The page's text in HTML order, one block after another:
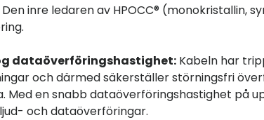
inre ledaren av HPOCC® (monokristallin,
dataöverföringshastighet: Kabeln har
och därmed säkerställer störningsfri
Med en snabb dataöverföringshastighet på
och dataöverföringar.